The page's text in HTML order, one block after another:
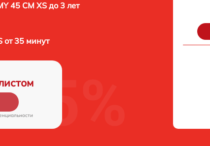
45 CM XS до 3 лет
от 35 минут